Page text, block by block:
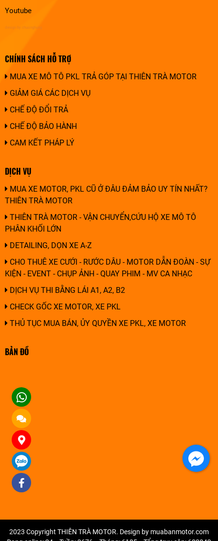
Youtube
design by chuonghung
CHÍNH SÁCH HỖ TRỢ
MUA XE MÔ TÔ PKL TRẢ GÓP TẠI THIÊN TRÀ MOTOR
GIẢM GIÁ CÁC DỊCH VỤ
CHẾ ĐỘ ĐỔI TRẢ
CHẾ ĐỘ BẢO HÀNH
CAM KẾT PHÁP LÝ
DỊCH VỤ
MUA XE MOTOR, PKL CŨ Ở ĐÂU ĐẢM BẢO UY TÍN NHẤT?
THIÊN TRÀ MOTOR
THIÊN TRÀ MOTOR - VẬN CHUYỂN,CỨU HỘ XE MÔ TÔ
PHÂN KHỐI LỚN
DETAILING, DỌN XE A-Z
CHO THUÊ XE CƯỚI - RƯỚC DÂU - MOTOR DẪN ĐOÀN - SỰ
KIỆN - EVENT - CHỤP ẢNH - QUAY PHIM - MV CA NHẠC
DỊCH VỤ THI BẰNG LÁI A1, A2, B2
CHECK GỐC XE MOTOR, XE PKL
THỦ TỤC MUA BÁN, ỦY QUYỀN XE PKL, XE MOTOR
BẢN ĐỒ
2023 Copyright THIÊN TRÀ MOTOR. Design by muabanmotor.com